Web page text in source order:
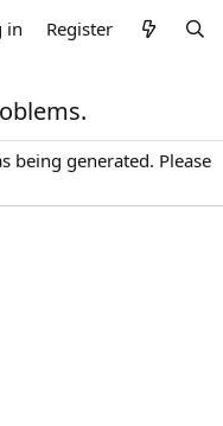
in Register
being generated. Please